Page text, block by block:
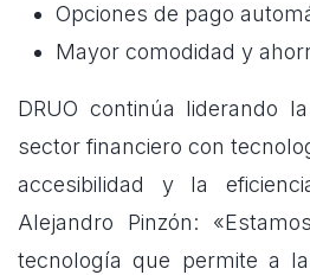
Opciones de pago
Mayor comodidad y
DRUO continúa liderando
sector financiero con
accesibilidad y la
Alejandro Pinzón:
tecnología que permite a